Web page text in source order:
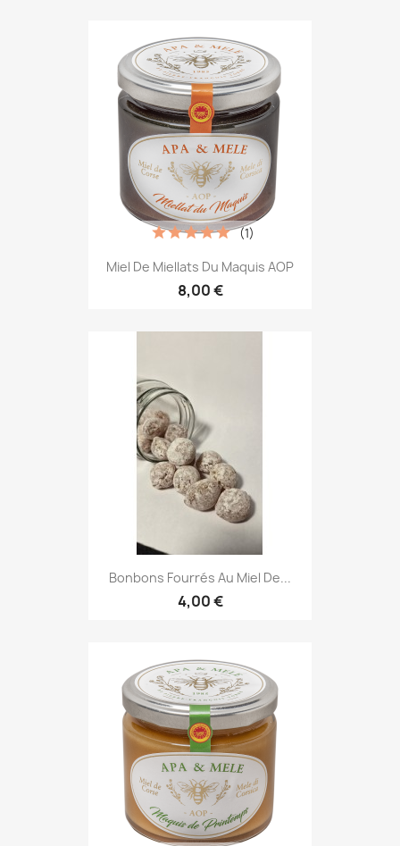
Miel De Miellats Du Maquis AOP
8,00 €
(1)
Bonbons Fourrés Au Miel De...
4,00 €